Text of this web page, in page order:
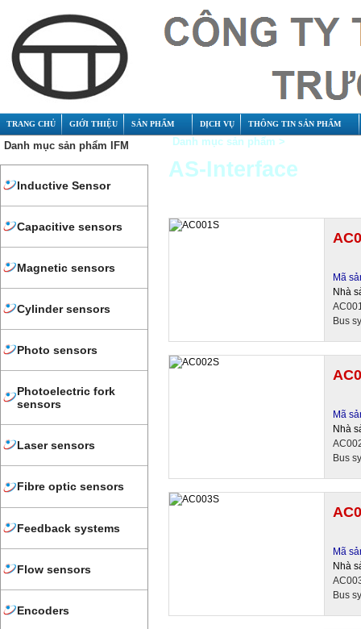
TRANG CHỦ GIỚI THIỆU SẢN PHẨM DỊCH VỤ THÔNG TIN SẢN PHẨM
Danh mục sản phẩm IFM
Inductive Sensor
Capacitive sensors
Magnetic sensors
Cylinder sensors
Photo sensors
Photoelectric fork
sensors
Laser sensors
Fibre optic sensors
Feedback systems
Flow sensors
Encoders
Danh mục sản phẩm >
AS-Interface
Mã
Nhà
Bus
Mã
Nhà
Bus
Mã
Nhà
Bus